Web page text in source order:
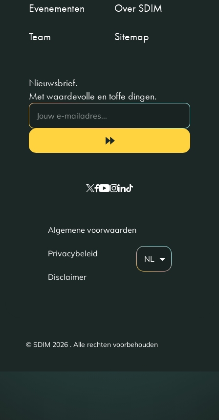
Evenementen
Over SDIM
Team
Sitemap
Nieuwsbrief.
Met waardevolle en toffe dingen.
Algemene voorwaarden
Privacybeleid
Disclaimer
NL
© SDIM 2026 . Alle rechten voorbehouden